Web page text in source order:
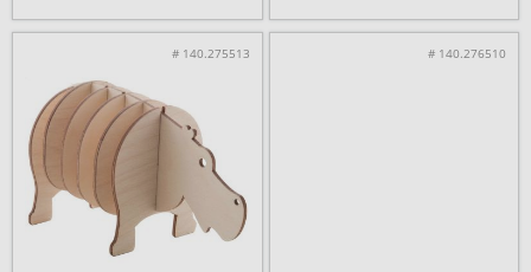
# 140.275513 # 140.276510